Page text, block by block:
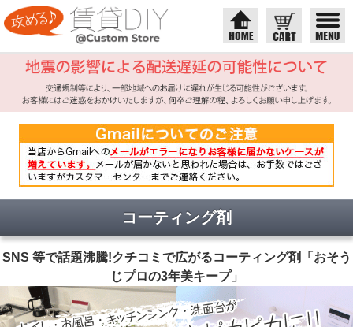
コーティング剤
SNS 等で話題沸騰!クチコミで広がるコーティング剤「おそう
じプロの3年美キープ」